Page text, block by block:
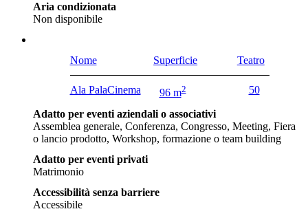
Aria condizionata
Non disponibile
Nome Superficie Teatro
Ala PalaCinema 96 m2 50
Adatto per eventi aziendali o associativi
Assemblea generale, Conferenza, Congresso, Meeting, Fiera
o lancio prodotto, Workshop, formazione o team building
Adatto per eventi privati
Matrimonio
Accessibilità senza barriere
Accessibile